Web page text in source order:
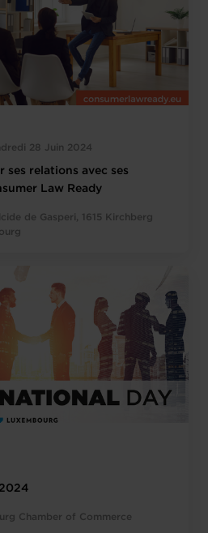
28 Juin 2024
ses relations avec ses
Law Ready
de Gasperi, 1615 Kirchberg
Chamber of Commerce